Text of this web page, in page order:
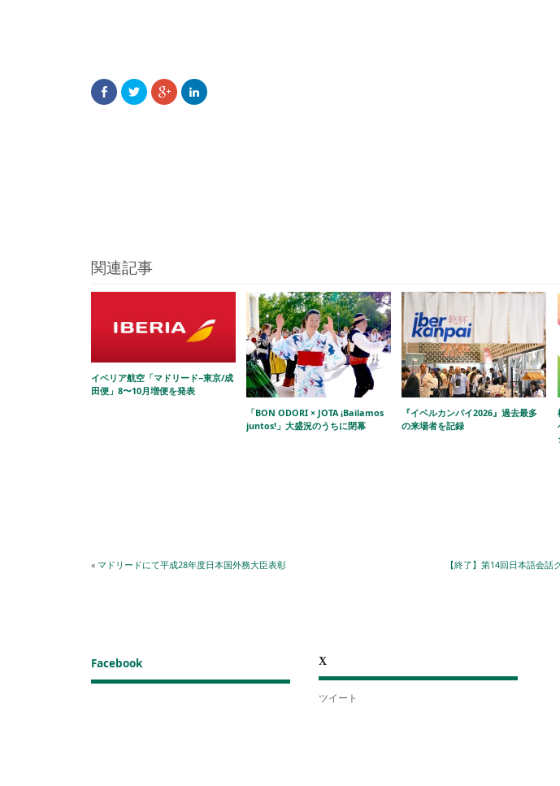
関連記事
イベリア航空「マドリード−東京/成
田便」8〜10月増便を発表
「BON ODORI × JOTA ¡Bailamos
juntos!」大盛況のうちに閉幕
『イベルカンパイ2026』過去最多
の来場者を記録
« マドリードにて平成28年度日本国外務大臣表彰
【終了】第14回日本語会話
Facebook X
ツイート